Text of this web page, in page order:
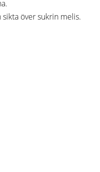
över sukrin melis.